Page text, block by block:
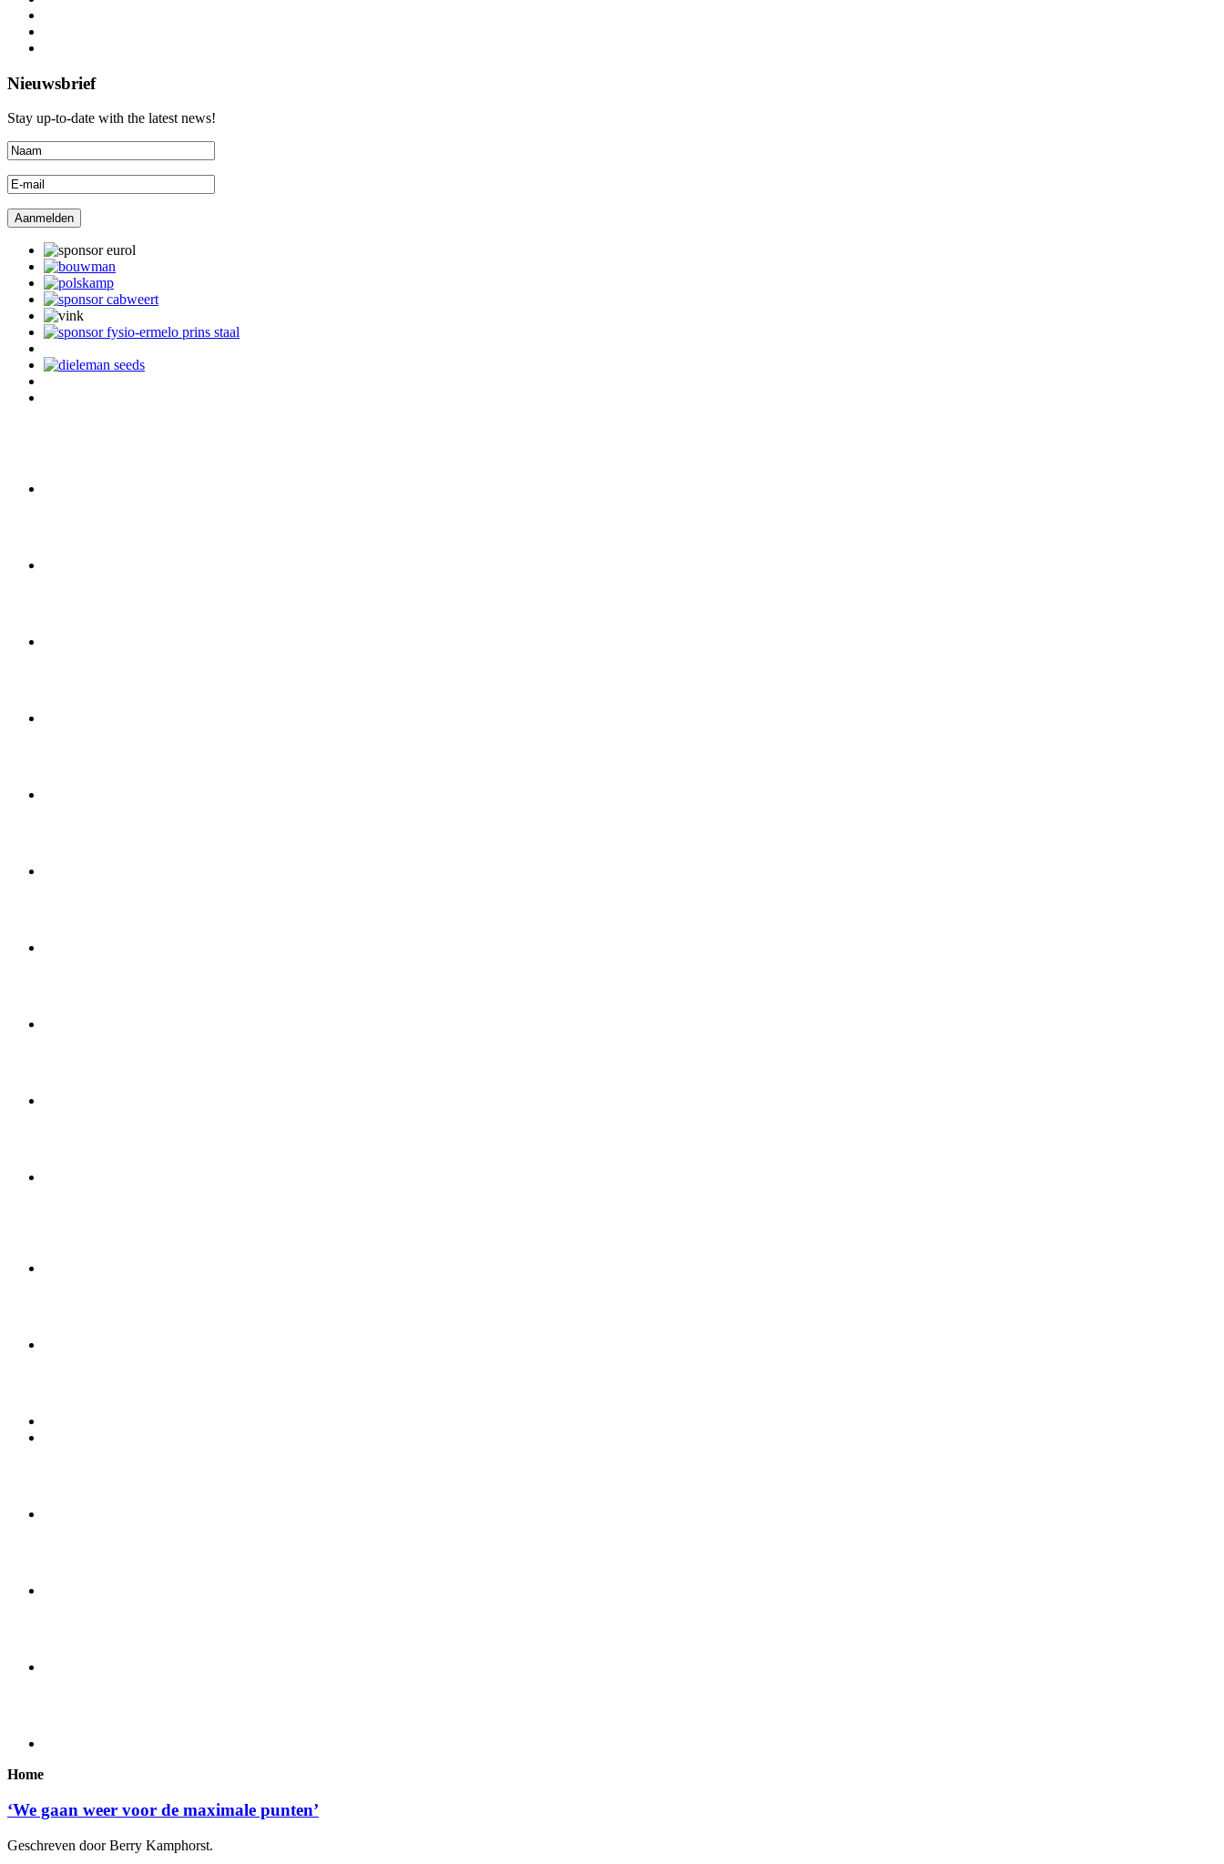
Nieuwsbrief
Stay up-to-date with the latest news!
Home
‘We gaan weer voor de maximale punten’
Geschreven door Berry Kamphorst.